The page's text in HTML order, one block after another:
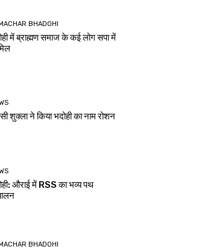
BHADOHI
में ब्राह्मण समाज के कई लोग सपा में
शुक्ला ने किया भदोही का नाम रोशन
औराई में RSS का भव्य पथ
BHADOHI